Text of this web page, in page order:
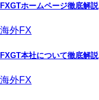
FXGTホームページ徹底解説
海外FX
FXGT本社について徹底解説
海外FX